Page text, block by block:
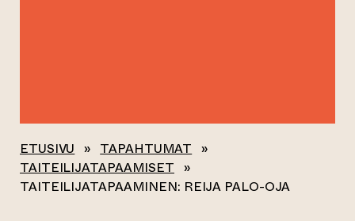
ETUSIVU » TAPAHTUMAT »
TAITEILIJATAPAAMISET »
TAITEILIJATAPAAMINEN: REIJA PALO-OJA